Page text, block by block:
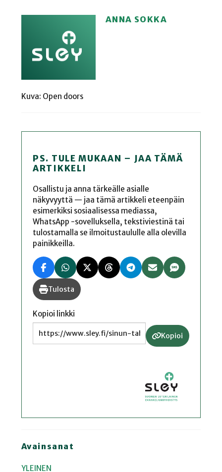
ANNA SOKKA
Kuva: Open doors
PS. TULE MUKAAN – JAA TÄMÄ
ARTIKKELI
Osallistu ja anna tärkeälle asialle
näkyvyyttä — jaa tämä artikkeli eteenpäin
esimerkiksi sosiaalisessa mediassa,
WhatsApp -sovelluksella, tekstiviestinä tai
tulostamalla se ilmoitustaululle alla olevilla
painikkeilla.
Tulosta
Kopioi linkki
Kopioi
Avainsanat
YLEINEN